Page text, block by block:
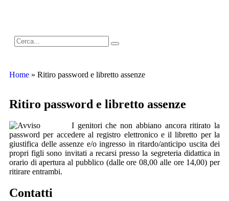
Home » Ritiro password e libretto assenze
Ritiro password e libretto assenze
I genitori che non abbiano ancora ritirato la
password per accedere al registro elettronico e il libretto per la
giustifica delle assenze e/o ingresso in ritardo/anticipo uscita dei
propri figli sono invitati a recarsi presso la segreteria didattica in
orario di apertura al pubblico (dalle ore 08,00 alle ore 14,00) per
ritirare entrambi.
Contatti